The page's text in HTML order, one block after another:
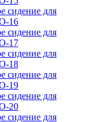
сидение для
16
сидение для
17
сидение для
18
сидение для
19
сидение для
20
сидение для